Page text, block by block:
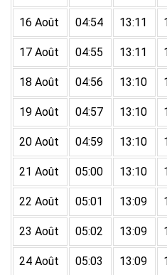
16 Août 04:54 13:11
17 Août 04:55 13:11
18 Août 04:56 13:10
19 Août 04:57 13:10
20 Août 04:59 13:10
21 Août 05:00 13:10
22 Août 05:01 13:09
23 Août 05:02 13:09
24 Août 05:03 13:09